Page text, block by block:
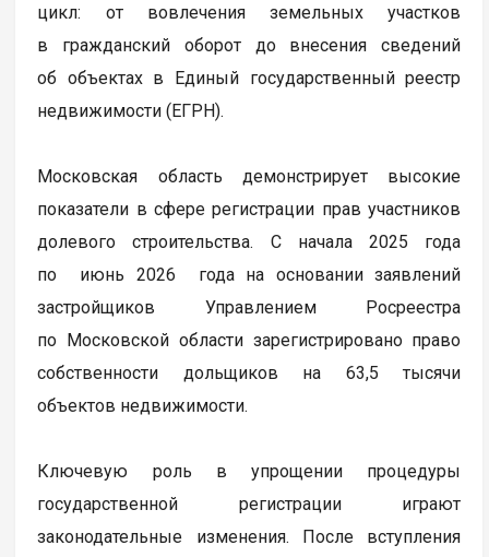
цикл: от вовлечения земельных участков
в гражданский оборот до внесения сведений
об объектах в Единый государственный реестр
недвижимости (ЕГРН).
Московская область демонстрирует высокие
показатели в сфере регистрации прав участников
долевого строительства. С начала 2025 года
по июнь 2026 года на основании заявлений
застройщиков Управлением Росреестра
по Московской области зарегистрировано право
собственности дольщиков на 63,5 тысячи
объектов недвижимости.
Ключевую роль в упрощении процедуры
государственной регистрации играют
законодательные изменения. После вступления